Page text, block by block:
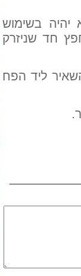
בשימוש
חד שניזרק
ליד הפח